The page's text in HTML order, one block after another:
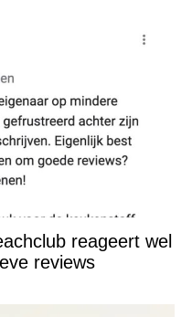
reageert wel
reviews